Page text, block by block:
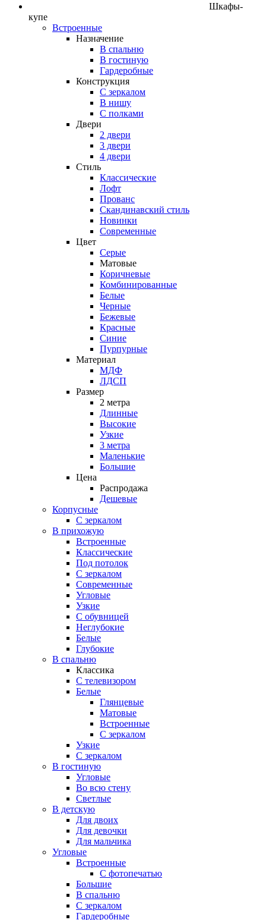
Шкафы-
купе
Встроенные
Назначение
В спальню
В гостиную
Гардеробные
Конструкция
C зеркалом
В нишу
С полками
Двери
2 двери
3 двери
4 двери
Стиль
Классические
Лофт
Прованс
Скандинавский стиль
Новинки
Современные
Цвет
Серые
Матовые
Коричневые
Комбинированные
Белые
Черные
Бежевые
Красные
Синие
Пурпурные
Материал
МДФ
ЛДСП
Размер
2 метра
Длинные
Высокие
Узкие
3 метра
Маленькие
Большие
Цена
Распродажа
Дешевые
Корпусные
С зеркалом
В прихожую
Встроенные
Классические
Под потолок
С зеркалом
Современные
Угловые
Узкие
С обувницей
Неглубокие
Белые
Глубокие
В спальню
Классика
C телевизором
Белые
Глянцевые
Матовые
Встроенные
С зеркалом
Узкие
С зеркалом
В гостиную
Угловые
Во всю стену
Светлые
В детскую
Для двоих
Для девочки
Для мальчика
Угловые
Встроенные
С фотопечатью
Большие
В спальню
С зеркалом
Гардеробные